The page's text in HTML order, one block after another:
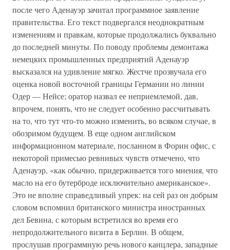
после чего Аденауэр зачитал программное заявление
правительства. Его текст подвергался неоднократным
изменениям и правкам, которые продолжались буквально
до последней минуты. По поводу проблемы демонтажа
немецких промышленных предприятий Аденауэр
высказался на удивление мягко. Жестче прозвучала его
оценка новой восточной границы Германии но линии
Одер — Нейсе; оратор назвал ее неприемлемой, дав,
впрочем, понять, что не следует особенно рассчитывать
на то, что тут что-то можно изменить, во всяком случае, в
обозримом будущем. В еще одном английском
информационном материале, посланном в Форин офис, с
некоторой примесью ревнивых чувств отмечено, что
Аденауэр, «как обычно, придерживается того мнения, что
масло на его бутерброде исключительно американское».
Это не вполне справедливый упрек: на сей раз он добрым
словом вспомнил британского министра иностранных
дел Бевина, с которым встретился во время его
непродолжительного визита в Берлин. В общем,
прослушав программную речь нового канцлера, западные